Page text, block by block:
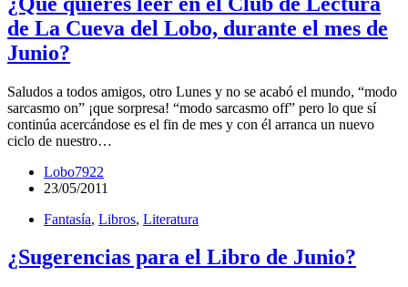
de La Cueva del Lobo, durante el mes de
Junio?
Saludos a todos amigos, otro Lunes y no se acabó el mundo, “modo
sarcasmo on” ¡que sorpresa! “modo sarcasmo off” pero lo que sí
continúa acercándose es el fin de mes y con él arranca un nuevo
ciclo de nuestro…
Lobo7922
23/05/2011
Fantasía, Libros, Literatura
¿Sugerencias para el Libro de Junio?